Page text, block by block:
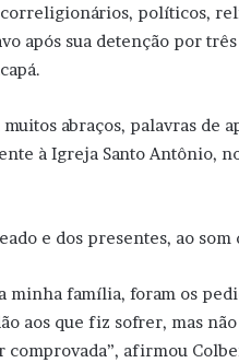
políticos,
após sua detenção por
abraços, palavras de
à Igreja Santo Antônio,
e dos presentes, ao som
minha família, foram os
aos que fiz sofrer, mas
afirmou